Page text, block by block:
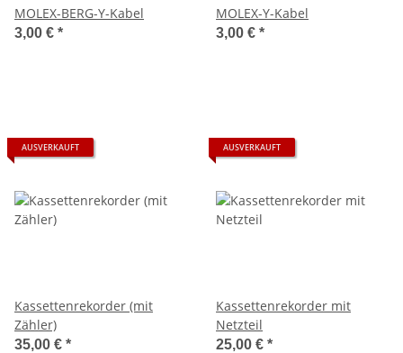
MOLEX-BERG-Y-Kabel
3,00 € *
MOLEX-Y-Kabel
3,00 € *
AUSVERKAUFT
Kassettenrekorder (mit
Zähler)
35,00 € *
AUSVERKAUFT
Kassettenrekorder mit
Netzteil
25,00 € *